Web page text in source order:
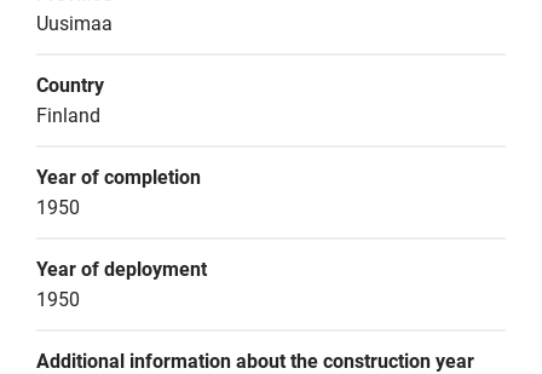
Uusimaa
Country
Finland
Year of completion
1950
Year of deployment
1950
Additional information about the construction year